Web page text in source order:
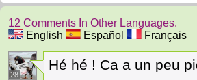
12 Comments In Other Languages.
English
Español Français
28
Hé hé ! Ca a un peu